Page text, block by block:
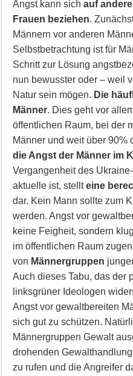
Angst kann sich auf
Frauen beziehen.
Männern vor anderen
Selbstbetrachtung ist für
Schritt zur Lösung
nun bewusster oder – weil
Natur sein mögen. Die
Männer. Dies geht vor
öffentlichen Raum, bei der
Männer und weit über 90%
die Angst der Männer im
Vergangenheit des
aktuelle ist, stellteine
dar. Kein Mann sollte zum
werden. Angst vor
keine Feigheit, sondern
im öffentlichen Raum
von Männergruppen
Auch dieses Tabu, das der
linksgrüner Ideologen
Angst vor gewaltbereiten
sich gut zu schützen.
Männergruppen Gewalt
drohenden
zu rufen und die Angreifer